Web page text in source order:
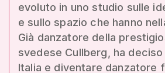
evoluto in uno studio sulle
e sullo spazio che hanno
Già danzatore della
svedese Cullberg, ha
Italia e diventare danzatore